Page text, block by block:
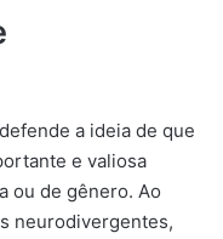
a ideia de que
e valiosa
ou de gênero. Ao
neurodivergentes,